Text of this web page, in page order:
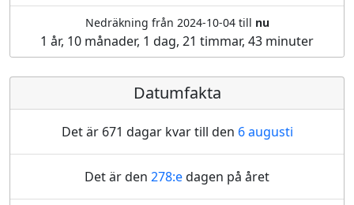
Nedräkning från 2024-10-04 till nu
1 år, 10 månader, 1 dag, 21 timmar, 43 minuter
Datumfakta
Det är 671 dagar kvar till den 6 augusti
Det är den 278:edagen på året